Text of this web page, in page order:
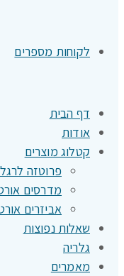
לקוחות מספרים
דף הבית
אודות
קטלוג מוצרים
פרוטזה לרגל
מדרסים
אביזרים
שאלות נפוצות
גלריה
מאמרים